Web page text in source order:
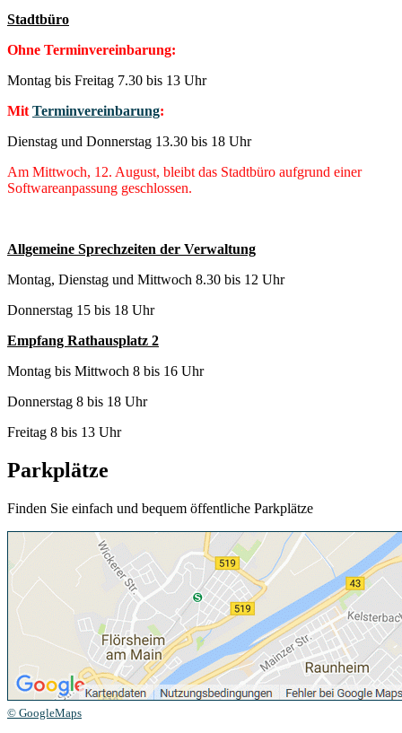
Stadtbüro
Ohne Terminvereinbarung:
Montag bis Freitag 7.30 bis 13 Uhr
Mit Terminvereinbarung:
Dienstag und Donnerstag 13.30 bis 18 Uhr
Am Mittwoch, 12. August, bleibt das Stadtbüro aufgrund einer
Softwareanpassung geschlossen.
Allgemeine Sprechzeiten der Verwaltung
Montag, Dienstag und Mittwoch 8.30 bis 12 Uhr
Donnerstag 15 bis 18 Uhr
Empfang Rathausplatz 2
Montag bis Mittwoch 8 bis 16 Uhr
Donnerstag 8 bis 18 Uhr
Freitag 8 bis 13 Uhr
Parkplätze
Finden Sie einfach und bequem öffentliche Parkplätze
© GoogleMaps